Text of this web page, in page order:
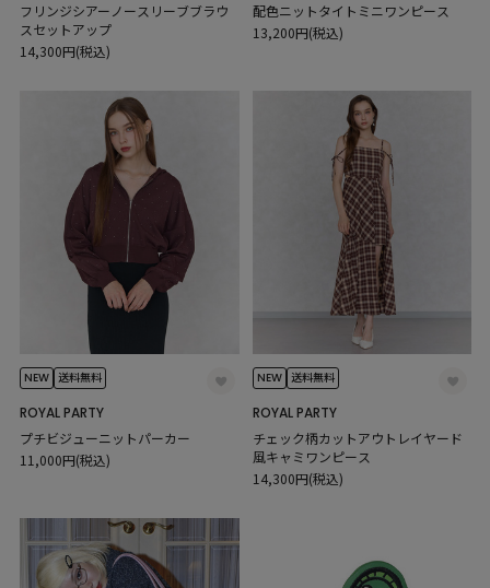
フリンジシアーノースリーブブラウ
スセットアップ
14,300円(税込)
配色ニットタイトミニワンピース
13,200円(税込)
NEW 送料無料
ROYAL PARTY
プチビジューニットパーカー
11,000円(税込)
NEW 送料無料
ROYAL PARTY
チェック柄カットアウトレイヤード
風キャミワンピース
14,300円(税込)